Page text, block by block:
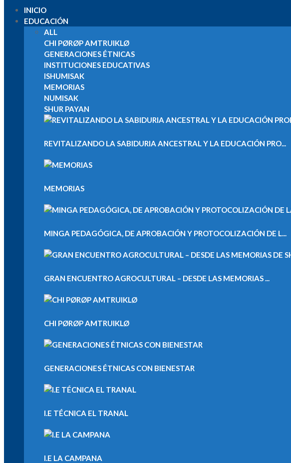
INICIO
EDUCACIÓN
ALL
CHI PØRØP AMTRUIKLØ
GENERACIONES ÉTNICAS
INSTITUCIONES EDUCATIVAS
ISHUMISAK
MEMORIAS
NUMISAK
SHUR PAYAN
REVITALIZANDO LA SABIDURIA ANCESTRAL Y LA EDUCACIÓN PRO...
MEMORIAS
MINGA PEDAGÓGICA, DE APROBACIÓN Y PROTOCOLIZACIÓN DE L...
GRAN ENCUENTRO AGROCULTURAL – DESDE LAS MEMORIAS ...
CHI PØRØP AMTRUIKLØ
GENERACIONES ÉTNICAS CON BIENESTAR
I.E TÉCNICA EL TRANAL
I.E LA CAMPANA